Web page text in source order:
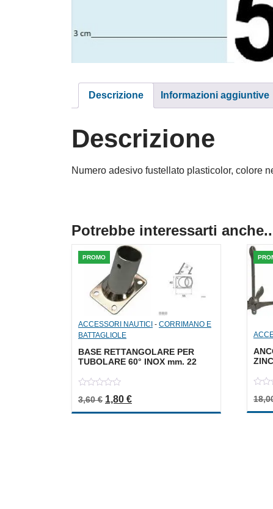
Descrizione Informazioni aggiuntive
Descrizione
Numero adesivo fustellato plasticolor, colore
Potrebbe interessarti
PROMO
ACCESSORI NAUTICI - CORRIMANO E
BATTAGLIOLE
BASE RETTANGOLARE PER
TUBOLARE 60° INOX mm. 22
out
of
3,60€ Il prezzo originale era: 3,60 €.
1,80 €Il prezzo attuale è: 1,80 €.
out
of